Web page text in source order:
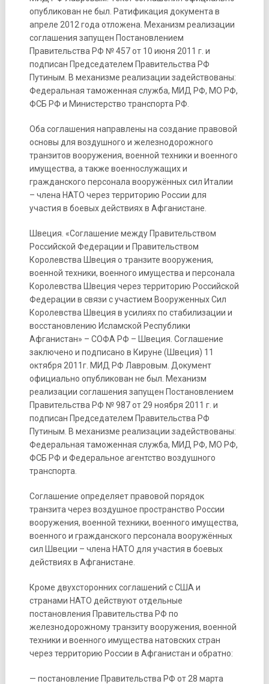
опубликован не был. Ратификация документа в
апреле 2012 года отложена. Механизм реализации
соглашения запущен Постановлением
Правительства РФ № 457 от 10 июня 2011 г. и
подписан Председателем Правительства РФ
Путиным. В механизме реализации задействованы:
Федеральная таможенная служба, МИД РФ, МО РФ,
ФСБ РФ и Министерство транспорта РФ.
Оба соглашения направлены на создание правовой
основы для воздушного и железнодорожного
транзитов вооружения, военной техники и военного
имущества, а также военнослужащих и
гражданского персонала вооружённых сил Италии
– члена НАТО через территорию России для
участия в боевых действиях в Афганистане.
Швеция. «Соглашение между Правительством
Российской Федерации и Правительством
Королевства Швеция о транзите вооружения,
военной техники, военного имущества и персонала
Королевства Швеция через территорию Российской
Федерации в связи с участием Вооруженных Сил
Королевства Швеция в усилиях по стабилизации и
восстановлению Исламской Республики
Афганистан» – СОФА РФ – Швеция. Соглашение
заключено и подписано в Кируне (Швеция) 11
октября 2011г. МИД РФ Лавровым. Документ
официально опубликован не был. Механизм
реализации соглашения запущен Постановлением
Правительства РФ № 987 от 29 ноября 2011 г. и
подписан Председателем Правительства РФ
Путиным. В механизме реализации задействованы:
Федеральная таможенная служба, МИД РФ, МО РФ,
ФСБ РФ и Федеральное агентство воздушного
транспорта.
Соглашение определяет правовой порядок
транзита через воздушное пространство России
вооружения, военной техники, военного имущества,
военного и гражданского персонала вооружённых
сил Швеции – члена НАТО для участия в боевых
действиях в Афганистане.
Кроме двухсторонних соглашений с США и
странами НАТО действуют отдельные
постановления Правительства РФ по
железнодорожному транзиту вооружения, военной
техники и военного имущества натовских стран
через территорию России в Афганистан и обратно:
— постановление Правительства РФ от 28 марта